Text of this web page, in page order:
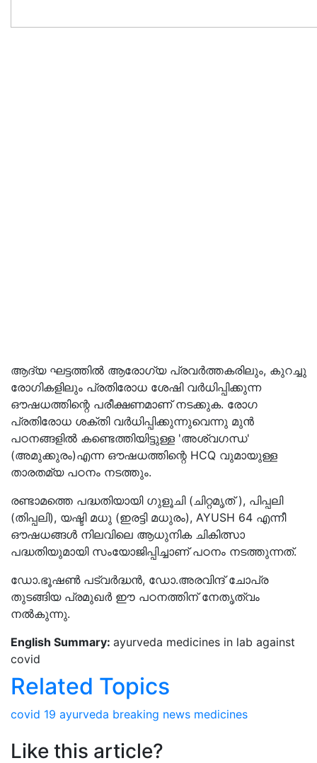
ആദ്യ ഘട്ടത്തിൽ ആരോഗ്യ പ്രവർത്തകരിലും, കുറച്ചു
രോഗികളിലും പ്രതിരോധ ശേഷി വർധിപ്പിക്കുന്ന
ഔഷധത്തിന്റെ പരീക്ഷണമാണ് നടക്കുക. രോഗ
പ്രതിരോധ ശക്തി വർധിപ്പിക്കുന്നുവെന്നു മുൻ
പഠനങ്ങളിൽ കണ്ടെത്തിയിട്ടുള്ള 'അശ്വഗന്ധ'
(അമുക്കുരം)എന്ന ഔഷധത്തിന്റെ HCQ വുമായുള്ള
താരതമ്യ പഠനം നടത്തും.
രണ്ടാമത്തെ പദ്ധതിയായി ഗുളൂചി (ചിറ്റമൃത് ), പിപ്പലി
(തിപ്പലി), യഷ്ടി മധു (ഇരട്ടി മധുരം), AYUSH 64 എന്നീ
ഔഷധങ്ങൾ നിലവിലെ ആധുനിക ചികിത്സാ
പദ്ധതിയുമായി സംയോജിപ്പിച്ചാണ് പഠനം നടത്തുന്നത്.
ഡോ.ഭൂഷൺ പട്വർദ്ധൻ, ഡോ.അരവിന്ദ് ചോപ്ര
തുടങ്ങിയ പ്രമുഖർ ഈ പഠനത്തിന് നേതൃത്വം
നൽകുന്നു.
English Summary: ayurveda medicines in lab against
covid
Related Topics
covid 19 ayurveda breaking news medicines
Like this article?